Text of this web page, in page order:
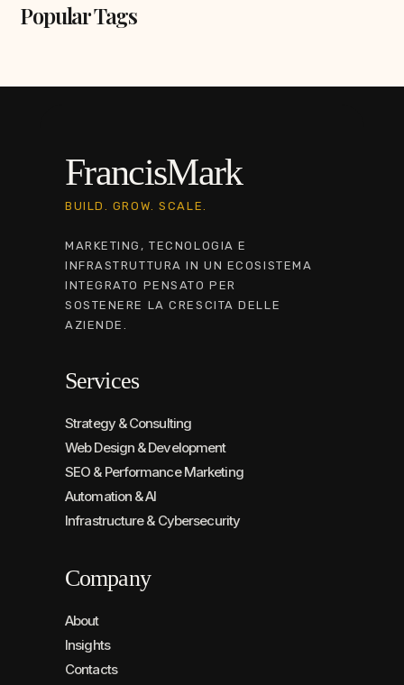
Popular Tags
FrancisMark
BUILD. GROW. SCALE.
MARKETING, TECNOLOGIA E
INFRASTRUTTURA IN UN ECOSISTEMA
INTEGRATO PENSATO PER
SOSTENERE LA CRESCITA DELLE
AZIENDE.
Services
Strategy & Consulting
Web Design & Development
SEO & Performance Marketing
Automation & AI
Infrastructure & Cybersecurity
Company
About
Insights
Contacts